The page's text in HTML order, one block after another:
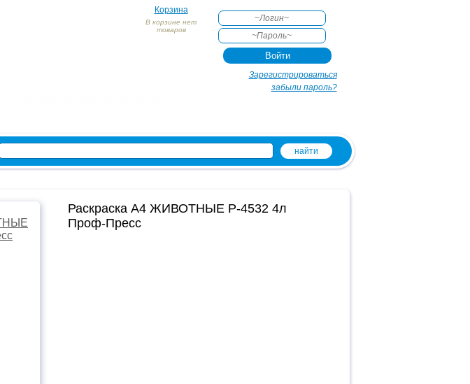
Корзина
В корзине нет
товаров
Зарегистрироваться
забыли пароль?
Раскраска А4 ЖИВОТНЫЕ Р-4532 4л
Проф-Пресс